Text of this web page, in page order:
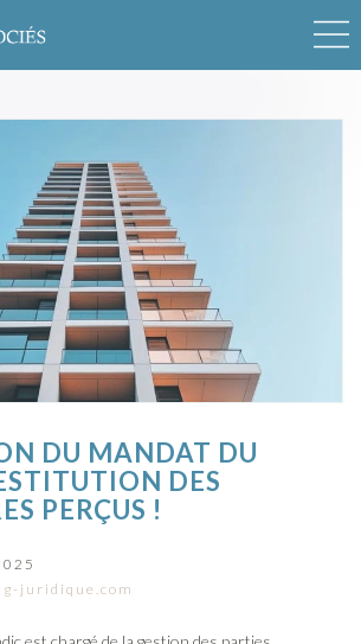
DU MANDAT DU
DES
PERÇUS !
juridique.com